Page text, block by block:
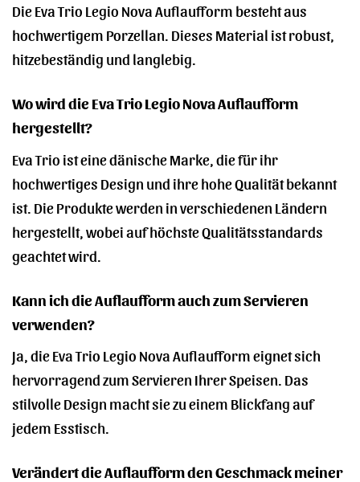
Die Eva Trio Legio Nova Auflaufform besteht aus
hochwertigem Porzellan. Dieses Material ist robust,
hitzebeständig und langlebig.
Wo wird die Eva Trio Legio Nova Auflaufform
hergestellt?
Eva Trio ist eine dänische Marke, die für ihr
hochwertiges Design und ihre hohe Qualität bekannt
ist. Die Produkte werden in verschiedenen Ländern
hergestellt, wobei auf höchste Qualitätsstandards
geachtet wird.
Kann ich die Auflaufform auch zum Servieren
verwenden?
Ja, die Eva Trio Legio Nova Auflaufform eignet sich
hervorragend zum Servieren Ihrer Speisen. Das
stilvolle Design macht sie zu einem Blickfang auf
jedem Esstisch.
Verändert die Auflaufform den Geschmack meiner